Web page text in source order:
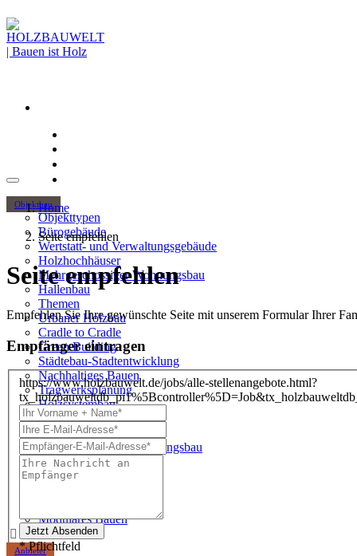
Objektbau
Objekttypen
Bürogebäude
Wertstatt- und Verwaltungsgebäude
Holzhochhäuser
Mehrgeschossiger Wohnungsbau
Hallenbau
Themen
Urbaner Holzbau
Cradle to Cradle
Green Building
Städtebau-Stadtentwicklung
Nachhaltiges Bauen
Tragwerksplanung
Holzsystembau
Potenziale
Aufstockungen mit Holz
Dachaufstockung Wohnungsbau
Fassadensanierung
Parkplatzüberbauung
Modulares Bauen
Anbieter
Home
Seite empfehlen
Seite empfehlen
Empfehlen Sie Ihre gewünschte Seite mit unserem Formular Ihrer
Empfänger eintragen
https://www.holzbauwelt.de/jobs/alle-stellenangebote.html?
* Pflichtfeld